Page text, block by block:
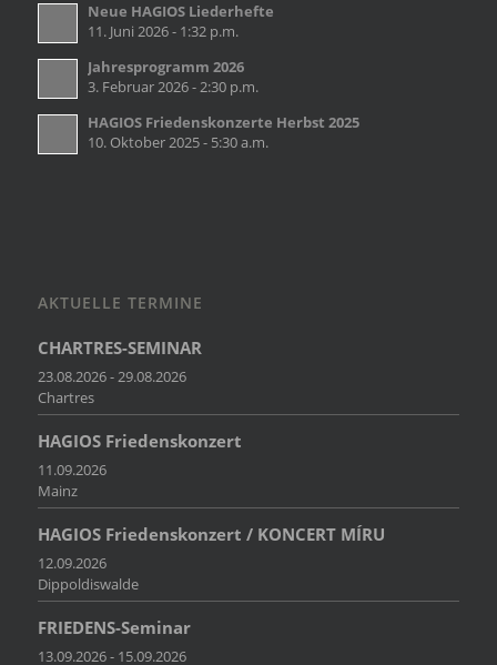
Neue HAGIOS Liederhefte
11. Juni 2026 - 1:32 p.m.
Jahresprogramm 2026
3. Februar 2026 - 2:30 p.m.
HAGIOS Friedenskonzerte Herbst 2025
10. Oktober 2025 - 5:30 a.m.
AKTUELLE TERMINE
CHARTRES-SEMINAR
23.08.2026 - 29.08.2026
Chartres
HAGIOS Friedenskonzert
11.09.2026
Mainz
HAGIOS Friedenskonzert / KONCERT MÍRU
12.09.2026
Dippoldiswalde
FRIEDENS-Seminar
13.09.2026 - 15.09.2026